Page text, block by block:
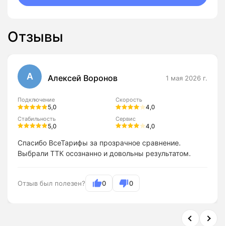
Отзывы
А Алексей Воронов 1 мая 2026 г.
Подключение
5,0
Скорость
4,0
Стабильность
5,0
Сервис
4,0
Спасибо ВсеТарифы за прозрачное сравнение.
Выбрали ТТК осознанно и довольны результатом.
Отзыв был полезен? 0 0